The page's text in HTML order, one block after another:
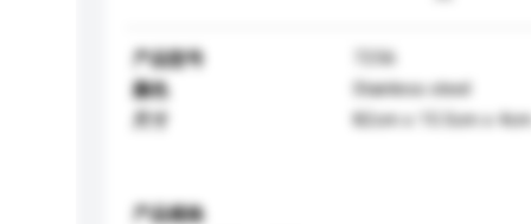
产品型号
7256
颜色
Stainless steel
82cm x 15.5cm x
产品规格